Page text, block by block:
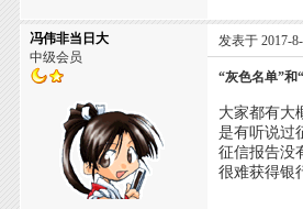
冯伟非当日大
中级会员
发表于 2017-
“灰色名单”和
大家都有大
是有听说过
征信报告没
很难获得银